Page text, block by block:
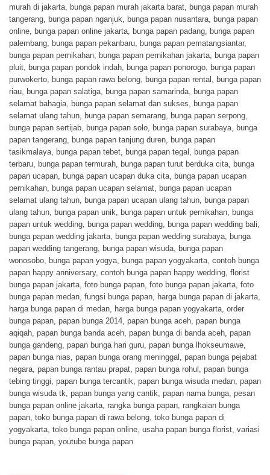
murah di jakarta, bunga papan murah jakarta barat, bunga papan murah
tangerang, bunga papan nganjuk, bunga papan nusantara, bunga papan
online, bunga papan online jakarta, bunga papan padang, bunga papan
palembang, bunga papan pekanbaru, bunga papan pematangsiantar,
bunga papan pernikahan, bunga papan pernikahan jakarta, bunga papan
pluit, bunga papan pondok indah, bunga papan ponorogo, bunga papan
purwokerto, bunga papan rawa belong, bunga papan rental , bunga papan
riau, bunga papan salatiga, bunga papan samarinda, bunga papan
selamat bahagia, bunga papan selamat dan sukses, bunga papan
selamat ulang tahun, bunga papan semarang, bunga papan serpong,
bunga papan sertijab, bunga papan solo, bunga papan surabaya, bunga
papan tangerang, bunga papan tanjung duren, bunga papan
tasikmalaya, bunga papan tebet, bunga papan tegal , bunga papan
terbaru, bunga papan termurah, bunga papan turut berduka cita, bunga
papan ucapan, bunga papan ucapan duka cita, bunga papan ucapan
pernikahan, bunga papan ucapan selamat, bunga papan ucapan
selamat ulang tahun, bunga papan ucapan ulang tahun, bunga papan
ulang tahun, bunga papan unik, bunga papan untuk pernikahan, bunga
papan untuk wedding, bunga papan wedding, bunga papan wedding bali,
bunga papan wedding jakarta, bunga papan wedding surabaya, bunga
papan wedding tangerang, bunga papan wisuda, bunga papan
wonosobo, bunga papan yogya, bunga papan yogyakarta, contoh bunga
papan happy anniversary, contoh bunga papan happy wedding, florist
bunga papan jakarta, foto bunga papan, foto bunga papan jakarta, foto
bunga papan medan, fungsi bunga papan, harga bunga papan di jakarta,
harga bunga papan di medan, harga bunga papan yogyakarta, order
bunga papan, papan bunga 2014, papan bunga aceh, papan bunga
aqiqah, papan bunga banda aceh, papan bunga di banda aceh, papan
bunga gandeng, papan bunga hari guru, papan bunga lhokseumawe,
papan bunga nias, papan bunga orang meninggal , papan bunga pejabat
negara, papan bunga rantau prapat, papan bunga rohul , papan bunga
tebing tinggi, papan bunga tercantik, papan bunga wisuda medan, papan
bunga wisuda tk, papan bunga yang cantik, papan nama bunga, pesan
bunga papan online jakarta, rangka bunga papan, rangkaian bunga
papan, toko bunga papan di rawa belong, toko bunga papan di
yogyakarta, toko bunga papan online, usaha papan bunga florist, variasi
bunga papan, youtube bunga papan